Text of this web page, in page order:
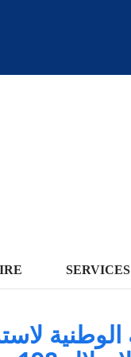
SERVICES